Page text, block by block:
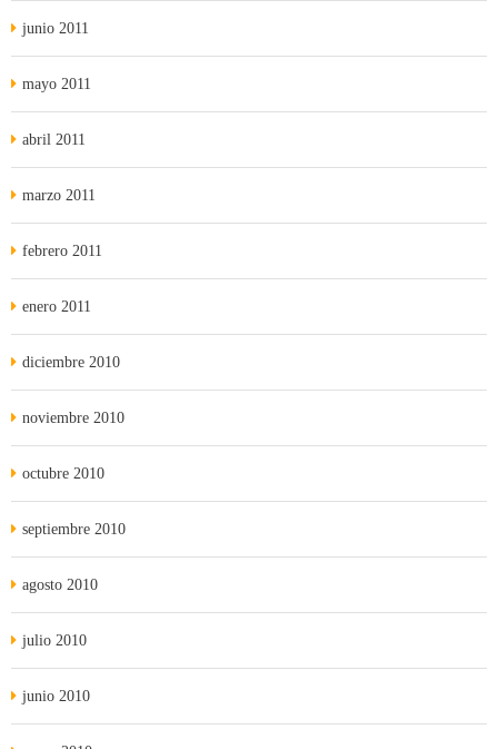
junio 2011
mayo 2011
abril 2011
marzo 2011
febrero 2011
enero 2011
diciembre 2010
noviembre 2010
octubre 2010
septiembre 2010
agosto 2010
julio 2010
junio 2010